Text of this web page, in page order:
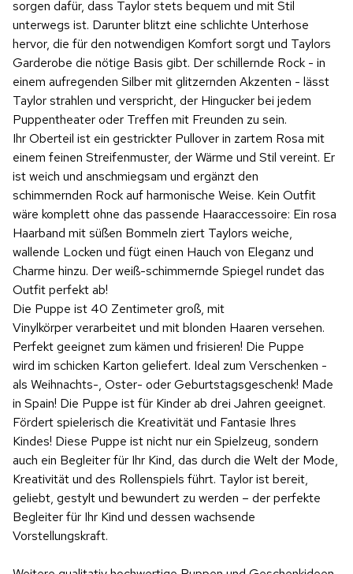
sorgen dafür, dass Taylor stets bequem und mit Stil
unterwegs ist. Darunter blitzt eine schlichte Unterhose
hervor, die für den notwendigen Komfort sorgt und Taylors
Garderobe die nötige Basis gibt. Der schillernde Rock - in
einem aufregenden Silber mit glitzernden Akzenten - lässt
Taylor strahlen und verspricht, der Hingucker bei jedem
Puppentheater oder Treffen mit Freunden zu sein.
Ihr Oberteil ist ein gestrickter Pullover in zartem Rosa mit
einem feinen Streifenmuster, der Wärme und Stil vereint. Er
ist weich und anschmiegsam und ergänzt den
schimmernden Rock auf harmonische Weise. Kein Outfit
wäre komplett ohne das passende Haaraccessoire: Ein rosa
Haarband mit süßen Bommeln ziert Taylors weiche,
wallende Locken und fügt einen Hauch von Eleganz und
Charme hinzu. Der weiß-schimmernde Spiegel rundet das
Outfit perfekt ab!
Die Puppe ist 40 Zentimeter groß, mit
Vinylkörper verarbeitet und mit blonden Haaren versehen.
Perfekt geeignet zum kämen und frisieren! Die Puppe
wird im schicken Karton geliefert. Ideal zum Verschenken -
als Weihnachts-, Oster- oder Geburtstagsgeschenk! Made
in Spain! Die Puppe ist für Kinder ab drei Jahren geeignet.
Fördert spielerisch die Kreativität und Fantasie Ihres
Kindes! Diese Puppe ist nicht nur ein Spielzeug, sondern
auch ein Begleiter für Ihr Kind, das durch die Welt der Mode,
Kreativität und des Rollenspiels führt. Taylor ist bereit,
geliebt, gestylt und bewundert zu werden – der perfekte
Begleiter für Ihr Kind und dessen wachsende
Vorstellungskraft.